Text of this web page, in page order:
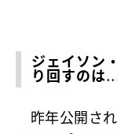
ジェイソン
り回すのは
昨年公開さ